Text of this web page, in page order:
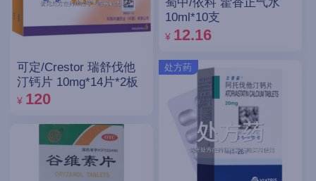
可定/Crestor 瑞舒伐他
汀钙片 10mg*14片*2板
¥ 120
蜀中/依科 藿香正气水
10ml*10支
¥ 12.16
处方药